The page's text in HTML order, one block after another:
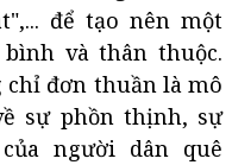
để tạo nên một
và thân thuộc.
đơn thuần là mô
sự phồn thịnh, sự
người dân quê